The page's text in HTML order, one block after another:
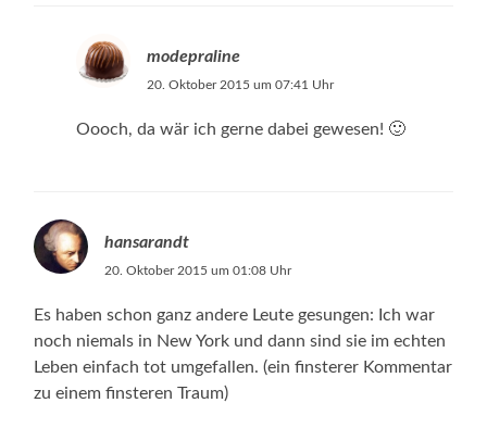
modepraline
20. Oktober 2015 um 07:41 Uhr
Oooch, da wär ich gerne dabei gewesen! 🙂
hansarandt
20. Oktober 2015 um 01:08 Uhr
Es haben schon ganz andere Leute gesungen: Ich war
noch niemals in New York und dann sind sie im echten
Leben einfach tot umgefallen. (ein finsterer Kommentar
zu einem finsteren Traum)